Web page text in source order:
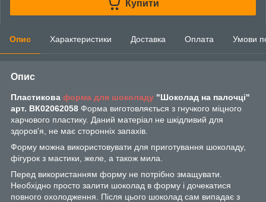
Купити
Опис Характеристики Доставка Оплата Умови
Опис
Пластикова форма для шоколаду "Шоколад на палочці"
арт. ВК02062058 Форма виготовляється з гнучкого міцного
харчового пластику. Даний матеріал не шкідливий для
здоров'я, не має сторонніх запахів.
Форму можна використовувати для приготування шоколаду,
фігурок з мастики, желе, а також мила.
Перед використанням форму не потрібно змащувати.
Необхідно просто залити шоколад в форму і дочекатися
повного охолодження. Після цього шоколад сам випадає з